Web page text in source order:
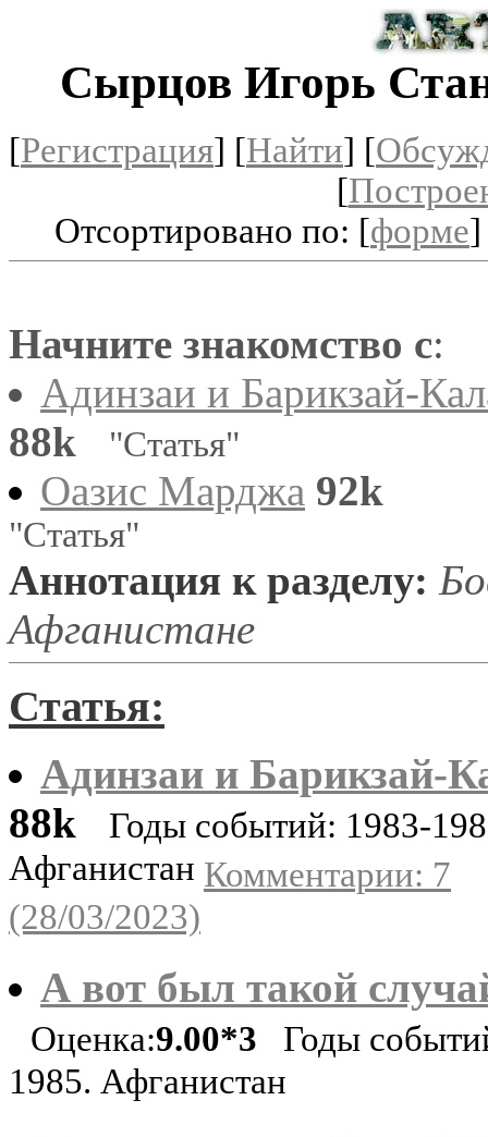
Сырцов Игорь
[Регистрация] [Найти] [
[
Отсортировано по: [форме
Начните знакомство с:
Адинзаи и Барикзай-
88k
"Статья"
Оазис Марджа 92k
"Статья"
Аннотация к разделу:
Афганистане
Статья:
Адинзаи и Барикзай-
88k
Годы событий: 1983-
Афганистан Комментарии: 7
(28/03/2023)
А вот был такой
Оценка:9.00*3 Годы
1985. Афганистан